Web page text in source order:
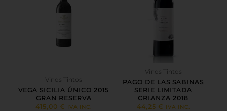
Vinos Tintos
VEGA SICILIA ÚNICO 2015
GRAN RESERVA
415,00€ IVA INC.
Vinos Tintos
PAGO DE LAS SABINAS
SERIE LIMITADA
CRIANZA 2018
44,25 € IVA INC.